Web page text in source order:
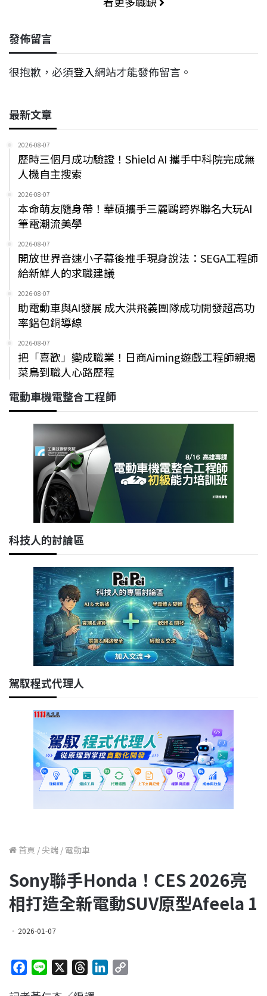
發佈留言
很抱歉，必須登入網站才能發佈留言。
最新文章
2026-08-07
歷時三個月成功驗證！Shield AI 攜手中科院完成無
人機自主搜索
2026-08-07
本命萌友隨身帶！華碩攜手三麗鷗跨界聯名大玩AI
筆電潮流美學
2026-08-07
開放世界音速小子幕後推手現身說法：SEGA工程師
給新鮮人的求職建議
2026-08-07
助電動車與AI發展 成大洪飛義團隊成功開發超高功
率鋁包銅導線
2026-08-07
把「喜歡」變成職業！日商Aiming遊戲工程師親揭
菜鳥到職人心路歷程
電動車機電整合工程師
科技人的討論區
駕馭程式代理人